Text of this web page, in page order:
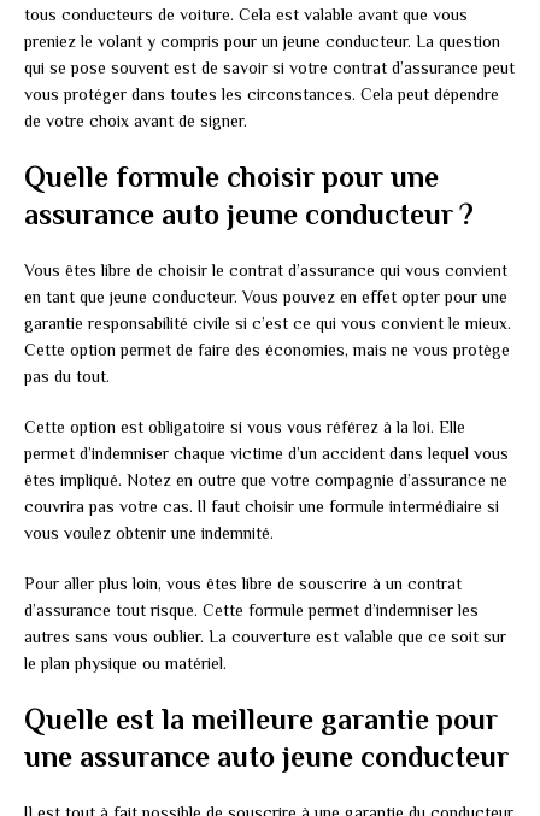
tous conducteurs de voiture. Cela est valable avant que vous
preniez le volant y compris pour un jeune conducteur. La question
qui se pose souvent est de savoir si votre contrat d’assurance peut
vous protéger dans toutes les circonstances. Cela peut dépendre
de votre choix avant de signer.
Quelle formule choisir pour une
assurance auto jeune conducteur ?
Vous êtes libre de choisir le contrat d’assurance qui vous convient
en tant que jeune conducteur. Vous pouvez en effet opter pour une
garantie responsabilité civile si c’est ce qui vous convient le mieux.
Cette option permet de faire des économies, mais ne vous protège
pas du tout.
Cette option est obligatoire si vous vous référez à la loi. Elle
permet d’indemniser chaque victime d’un accident dans lequel vous
êtes impliqué. Notez en outre que votre compagnie d’assurance ne
couvrira pas votre cas. Il faut choisir une formule intermédiaire si
vous voulez obtenir une indemnité.
Pour aller plus loin, vous êtes libre de souscrire à un contrat
d’assurance tout risque. Cette formule permet d’indemniser les
autres sans vous oublier. La couverture est valable que ce soit sur
le plan physique ou matériel.
Quelle est la meilleure garantie pour
une assurance auto jeune conducteur